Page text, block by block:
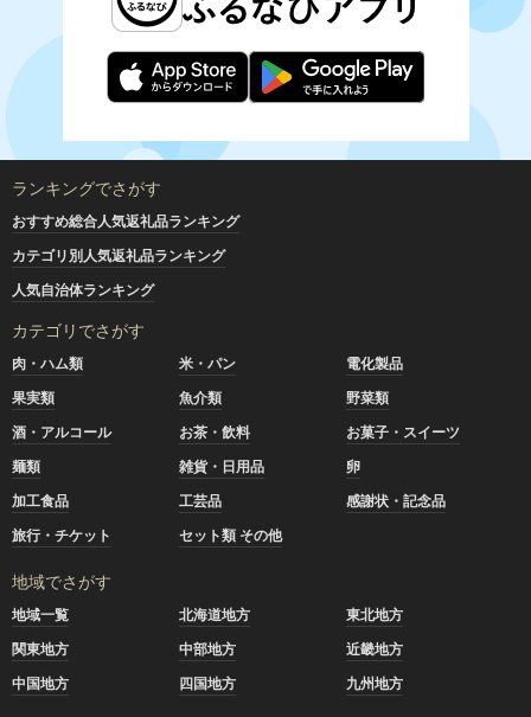
ランキングでさがす
おすすめ総合人気返礼品ランキング
カテゴリ別人気返礼品ランキング
人気自治体ランキング
カテゴリでさがす
肉・ハム類 米・パン
電化製品
果実類
魚介類
野菜類
酒・アルコール
お茶・飲料
お菓子・スイーツ
麺類
雑貨・日用品
卵
加工食品
工芸品
感謝状・記念品
旅行・チケット
セット類 その他
地域でさがす
地域一覧 北海道地方
東北地方
関東地方
中部地方
近畿地方
中国地方
四国地方 九州地方